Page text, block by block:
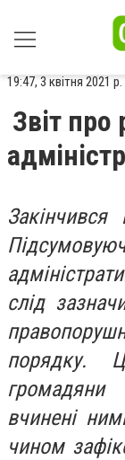
19:47, 3 квітня 2021 р.
Звіт про
слід
порядку.
вчинені
чином